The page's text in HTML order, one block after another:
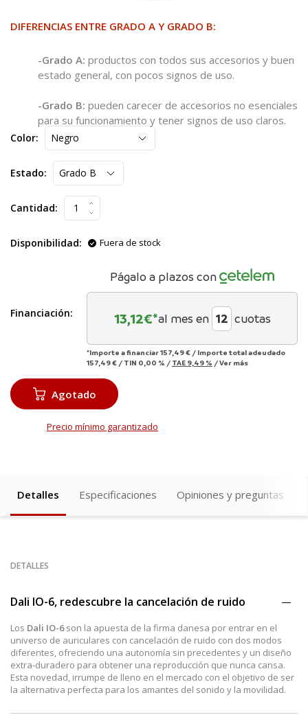
DIFERENCIAS ENTRE GRADO A Y GRADO B:
-Grado A: productos con todos sus accesorios y buen
estado general, con pocos signos de uso.
-Grado B: pueden carecer de accesorios no esenciales
para su funcionamiento y tener signos de uso claros.
Color:
Estado:
Cantidad:
Disponibilidad: Fuera de stock
Financiación:
Págalo a plazos con
13,12€*al mes en cuotas
*Importe a financiar157,49 € / Importe total adeudado
157,49 € / TIN 0,00 % / TAE 9,49 % /Ver más
Agotado
Precio mínimo garantizado
Detalles Especificaciones Opiniones y preguntas
DETALLES
Dali IO-6, redescubre la cancelación de ruido
Los Dali IO-6son la apuesta de la firma danesa por entrar en el
universo de auriculares con cancelación de ruido con dos modos
diferentes, ofreciendo una autonomía sin precedentes y un diseño
extra-duradero para obtener una reproducción que nunca cansa.
Esta novedad, irrumpe de lleno en el mercado con el objetivo de ser
la alternativa perfecta para los amantes del sonido y la movilidad.